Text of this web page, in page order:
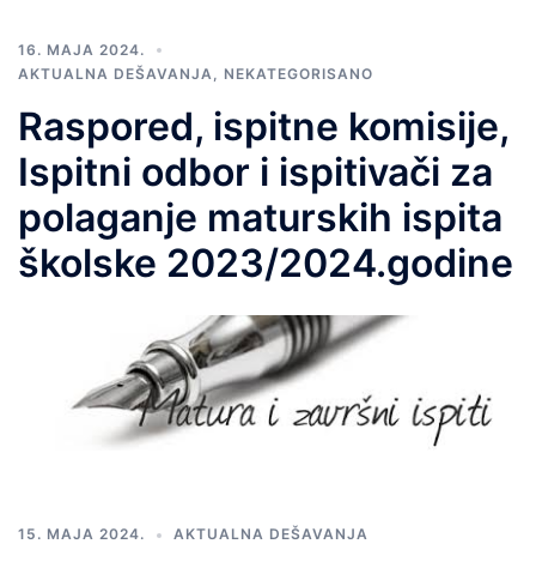
16. MAJA 2024.
AKTUALNA DEŠAVANJA
NEKATEGORISANO
Raspored, ispitne komisije,
Ispitni odbor i ispitivači za
polaganje maturskih ispita
školske 2023/2024.godine
15. MAJA 2024. AKTUALNA DEŠAVANJA